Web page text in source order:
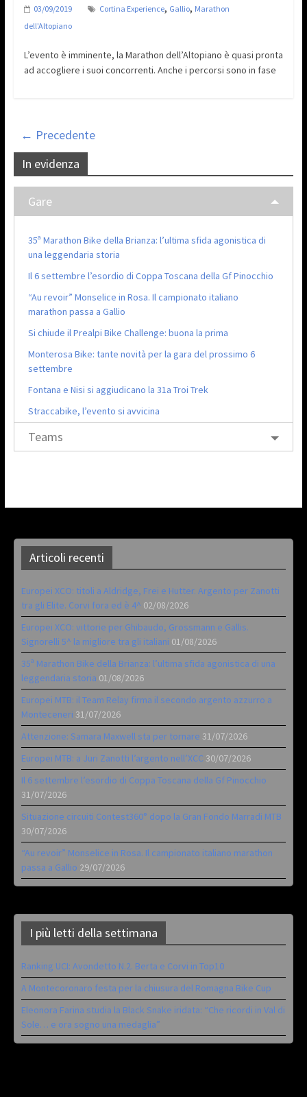
03/09/2019 Cortina Experience, Gallio, Marathon
dell'Altopiano
L’evento è imminente, la Marathon dell’Altopiano è quasi pronta
ad accogliere i suoi concorrenti. Anche i percorsi sono in fase
← Precedente
In evidenza
Gare
35ª Marathon Bike della Brianza: l’ultima sfida agonistica di
una leggendaria storia
Il 6 settembre l’esordio di Coppa Toscana della Gf Pinocchio
“Au revoir” Monselice in Rosa. Il campionato italiano
marathon passa a Gallio
Si chiude il Prealpi Bike Challenge: buona la prima
Monterosa Bike: tante novità per la gara del prossimo 6
settembre
Fontana e Nisi si aggiudicano la 31a Troi Trek
Straccabike, l’evento si avvicina
Teams
Articoli recenti
Europei XCO: titoli a Aldridge, Frei e Hutter. Argento per Zanotti
tra gli Elite. Corvi fora ed è 4^ 02/08/2026
Europei XCO: vittorie per Ghibaudo, Grossmann e Gallis.
Signorelli 5^ la migliore tra gli italiani 01/08/2026
35ª Marathon Bike della Brianza: l’ultima sfida agonistica di una
leggendaria storia 01/08/2026
Europei MTB: il Team Relay firma il secondo argento azzurro a
Monteceneri 31/07/2026
Attenzione: Samara Maxwell sta per tornare 31/07/2026
Europei MTB: a Juri Zanotti l’argento nell’XCC 30/07/2026
Il 6 settembre l’esordio di Coppa Toscana della Gf Pinocchio
31/07/2026
Situazione circuiti Contest360° dopo la Gran Fondo Marradi MTB
30/07/2026
“Au revoir” Monselice in Rosa. Il campionato italiano marathon
passa a Gallio 29/07/2026
I più letti della settimana
Ranking UCI: Avondetto N.2. Berta e Corvi in Top10
A Montecoronaro festa per la chiusura del Romagna Bike Cup
Eleonora Farina studia la Black Snake iridata: “Che ricordi in Val di
Sole… e ora sogno una medaglia”